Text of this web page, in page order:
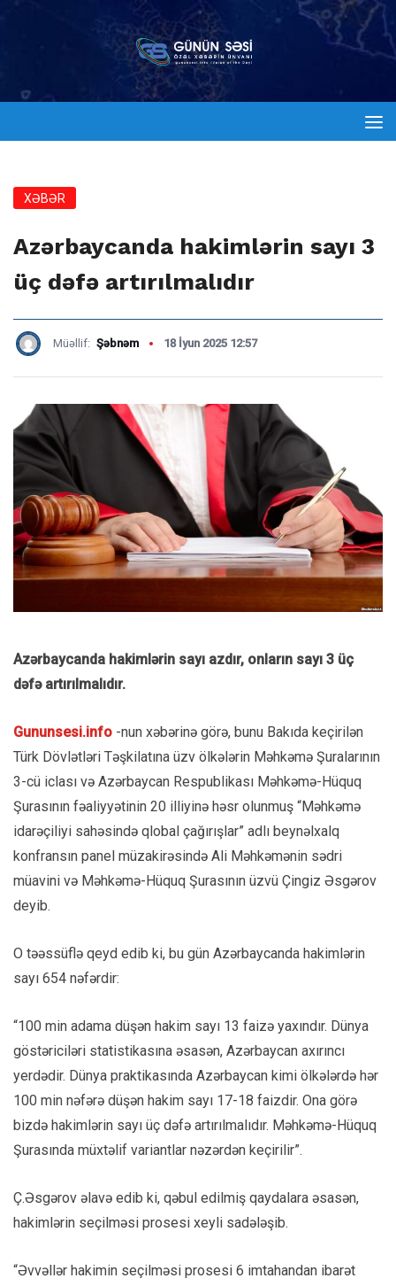
XƏBƏR
Azərbaycanda hakimlərin sayı 3
üç dəfə artırılmalıdır
Müəllif: Şəbnəm 18 İyun 2025 12:57
Azərbaycanda hakimlərin sayı azdır, onların sayı 3 üç
dəfə artırılmalıdır.
Gununsesi.info -nun xəbərinə görə, bunu Bakıda keçirilən
Türk Dövlətləri Təşkilatına üzv ölkələrin Məhkəmə Şuralarının
3-cü iclası və Azərbaycan Respublikası Məhkəmə-Hüquq
Şurasının fəaliyyətinin 20 illiyinə həsr olunmuş “Məhkəmə
idarəçiliyi sahəsində qlobal çağırışlar” adlı beynəlxalq
konfransın panel müzakirəsində Ali Məhkəmənin sədri
müavini və Məhkəmə-Hüquq Şurasının üzvü Çingiz Əsgərov
deyib.
O təəssüflə qeyd edib ki, bu gün Azərbaycanda hakimlərin
sayı 654 nəfərdir:
“100 min adama düşən hakim sayı 13 faizə yaxındır. Dünya
göstəriciləri statistikasına əsasən, Azərbaycan axırıncı
yerdədir. Dünya praktikasında Azərbaycan kimi ölkələrdə hər
100 min nəfərə düşən hakim sayı 17-18 faizdir. Ona görə
bizdə hakimlərin sayı üç dəfə artırılmalıdır. Məhkəmə-Hüquq
Şurasında müxtəlif variantlar nəzərdən keçirilir”.
Ç.Əsgərov əlavə edib ki, qəbul edilmiş qaydalara əsasən,
hakimlərin seçilməsi prosesi xeyli sadələşib.
“Əvvəllər hakimin seçilməsi prosesi 6 imtahandan ibarət